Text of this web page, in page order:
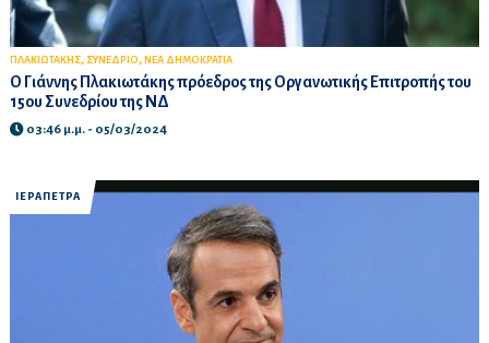
ΠΛΑΚΙΩΤΑΚΗΣ, ΣΥΝΕΔΡΙΟ, ΝΕΑ ΔΗΜΟΚΡΑΤΙΑ
O Γιάννης Πλακιωτάκης πρόεδρος της Οργανωτικής Επιτροπής του
15ου Συνεδρίου της ΝΔ
03:46 μ.μ. - 05/03/2024
ΙΕΡΑΠΕΤΡΑ